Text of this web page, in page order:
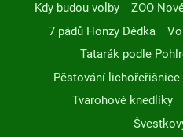
Kdy budou volby
ZOO
7 pádů Honzy Dědka
Tatarák podle
Pěstování lichořeřišnice
Tvarohové knedlíky